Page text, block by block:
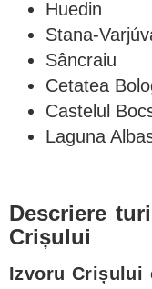
Huedin
Stana-
Sâncraiu
Cetatea
Castelul
Laguna
Descriere
Crișului
Izvoru Crișului